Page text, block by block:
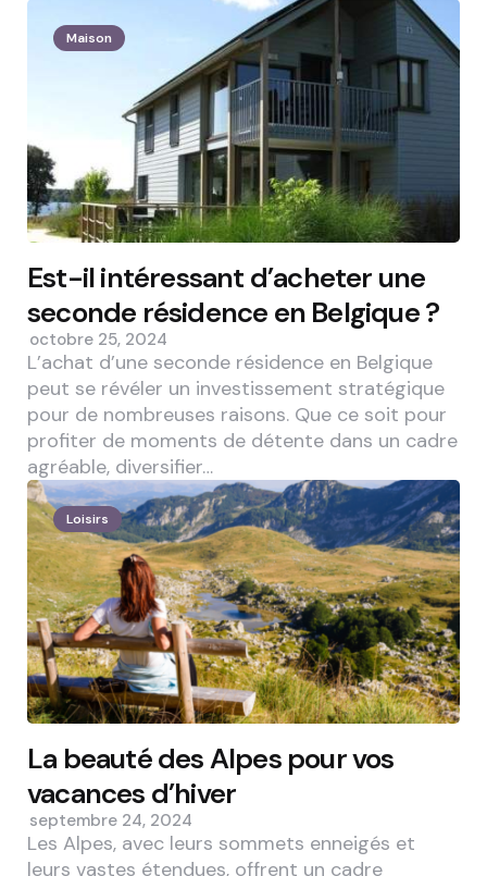
Maison
Est-il intéressant d’acheter une
seconde résidence en Belgique ?
octobre 25, 2024
L’achat d’une seconde résidence en Belgique
peut se révéler un investissement stratégique
pour de nombreuses raisons. Que ce soit pour
profiter de moments de détente dans un cadre
agréable, diversifier…
Loisirs
La beauté des Alpes pour vos
vacances d’hiver
septembre 24, 2024
Les Alpes, avec leurs sommets enneigés et
leurs vastes étendues, offrent un cadre